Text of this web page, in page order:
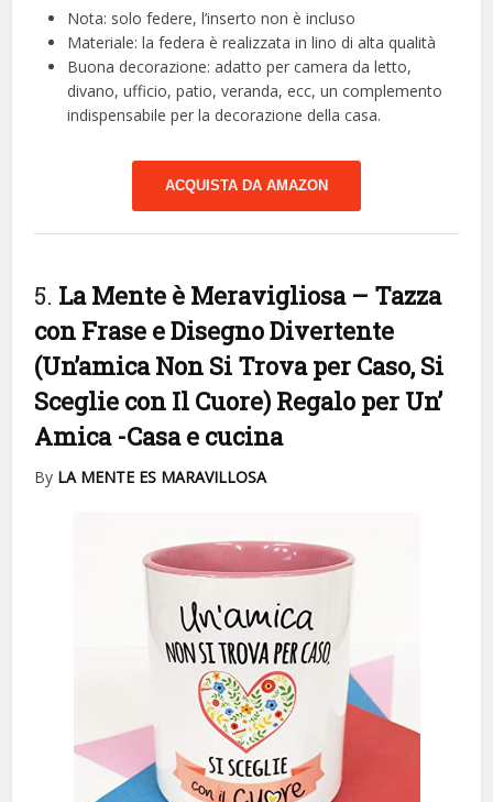
Nota: solo federe, l’inserto non è incluso
Materiale: la federa è realizzata in lino di alta qualità
Buona decorazione: adatto per camera da letto,
divano, ufficio, patio, veranda, ecc, un complemento
indispensabile per la decorazione della casa.
ACQUISTA DA AMAZON
5. La Mente è Meravigliosa – Tazza
con Frase e Disegno Divertente
(Un’amica Non Si Trova per Caso, Si
Sceglie con Il Cuore) Regalo per Un’
Amica -Casa e cucina
By LA MENTE ES MARAVILLOSA